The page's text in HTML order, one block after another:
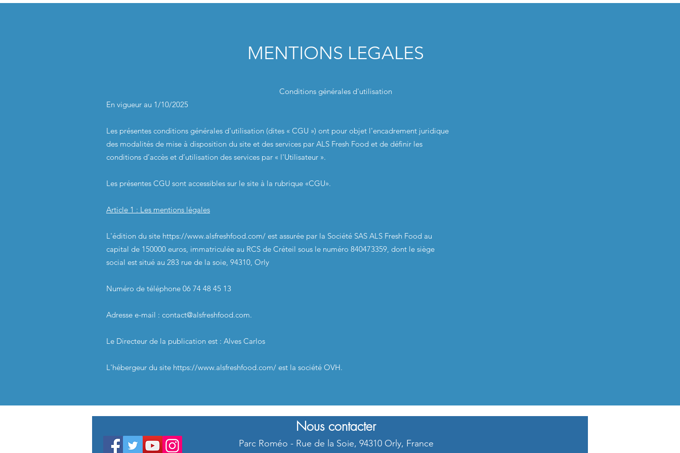
MENTIONS LEGALES
Conditions générales d'utilisation
En vigueur au 1/10/2025
Les présentes conditions générales d'utilisation (dites « CGU ») ont pour objet l'encadrement juridique
des modalités de mise à disposition du site et des services par ALS Fresh Food et de définir les
conditions d’accès et d’utilisation des services par « l'Utilisateur ».
Les présentes CGU sont accessibles sur le site à la rubrique «CGU».
Article 1 : Les mentions légales
L'édition du site https://www.alsfreshfood.com/ est assurée par la Société SAS ALS Fresh Food au
capital de 150000 euros, immatriculée au RCS de Créteil sous le numéro 840473359, dont le siège
social est situé au 283 rue de la soie, 94310, Orly
Numéro de téléphone 06 74 48 45 13
Adresse e-mail : contact@alsfreshfood.com.
Le Directeur de la publication est : Alves Carlos
L'hébergeur du site https://www.alsfreshfood.com/ est la société OVH.
Nous contacter
Parc Roméo - Rue de la Soie, 94310 Orly, France